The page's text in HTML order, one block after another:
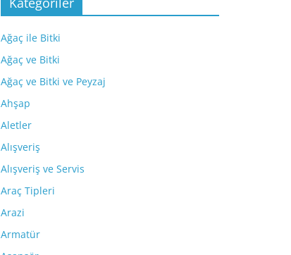
Ağaç ile Bitki
Ağaç ve Bitki
Ağaç ve Bitki ve Peyzaj
Ahşap
Aletler
Alışveriş
Alışveriş ve Servis
Araç Tipleri
Arazi
Armatür